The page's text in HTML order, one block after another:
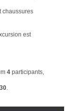
chaussures
est
4 participants,